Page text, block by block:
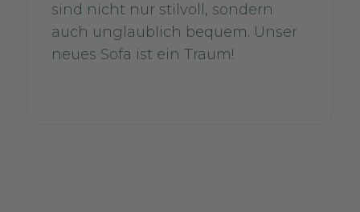
sind nicht nur stilvoll, sondern
auch unglaublich bequem. Unser
neues Sofa ist ein Traum!